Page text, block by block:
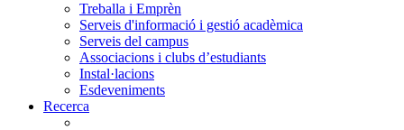
Treballa i Emprèn
Serveis d'informació i gestió acadèmica
Serveis del campus
Associacions i clubs d’estudiants
Instal·lacions
Esdeveniments
Recerca